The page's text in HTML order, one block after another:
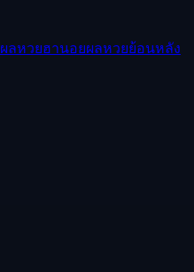
ผลหวยฮานอยผลหวยย้อนหลัง